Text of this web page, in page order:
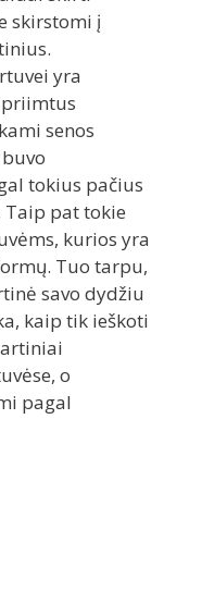
skirstomi į
yra
senos
tokius pačius
pat tokie
kurios yra
Tuo tarpu,
savo dydžiu
kaip tik ieškoti
o
pagal